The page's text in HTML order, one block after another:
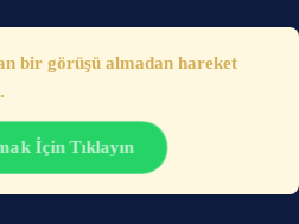
bir görüşü almadan hareket
İçin Tıklayın